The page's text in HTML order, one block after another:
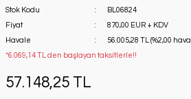
Stok Kodu
BL06824
Fiyat
870,00 EUR + KDV
Havale
56.005,28 TL (%2,00
*6.069,14 TL den başlayan taksitlerle!!
57.148,25 TL